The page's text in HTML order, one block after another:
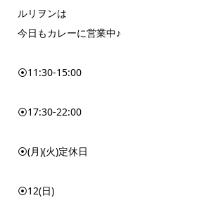
ルリヲンは
今日もカレーに営業中♪
⦿11:30-15:00
⦿17:30-22:00
⦿(月)(火)定休日
⦿12(日)